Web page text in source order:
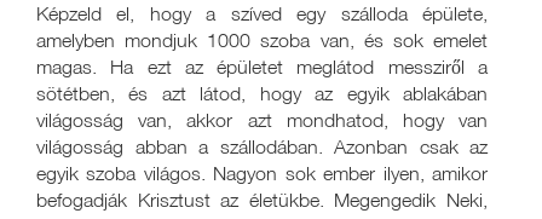
Képzeld el, hogy a szíved egy szálloda épülete,
amelyben mondjuk 1000 szoba van, és sok emelet
magas. Ha ezt az épületet meglátod messziről a
sötétben, és azt látod, hogy az egyik ablakában
világosság van, akkor azt mondhatod, hogy van
világosság abban a szállodában. Azonban csak az
egyik szoba világos. Nagyon sok ember ilyen, amikor
befogadják Krisztust az életükbe. Megengedik Neki,